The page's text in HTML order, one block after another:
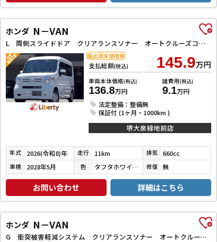
ホンダ N－VAN
L 両側スライドドア クリアランスソナー オートクルーズコントロール レーンアシスト 衝突被害軽減システム オートライト キーレスエントリー アイドリングストップ 電動格納ミラー CVT
支払総額(税込) 145.9万円
車両本体価格(税込)
136.8万円
諸費用(税込)
9.1万円
法定整備：整備無
保証付 (1ヶ月・1000km )
届出済未使用車
堺大泉緑地前店
年式 2026(令和8)年 走行 11km 排気 660cc
車検 2028年5月 色 タフタホワイトⅢ 修復 無
お問い合わせ 詳細はこちら
ホンダ N－VAN
G 衝突被害軽減システム クリアランスソナー オートクルーズコントロール レーンアシスト 両側スライドドア アイドリングストップ オートライト ESC エアコン パワーウィンドウ